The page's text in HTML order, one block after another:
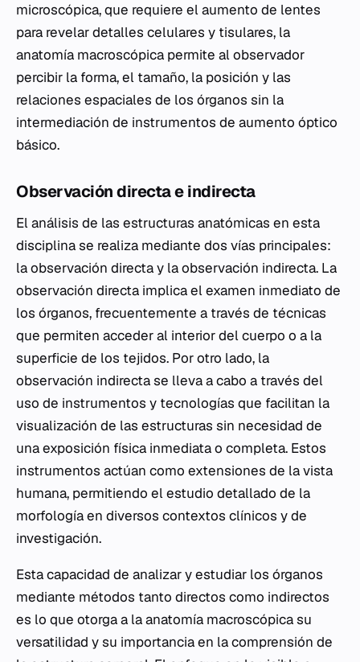
microscópica, que requiere el aumento de lentes
para revelar detalles celulares y tisulares, la
anatomía macroscópica permite al observador
percibir la forma, el tamaño, la posición y las
relaciones espaciales de los órganos sin la
intermediación de instrumentos de aumento óptico
básico.
Observación directa e indirecta
El análisis de las estructuras anatómicas en esta
disciplina se realiza mediante dos vías principales:
la observación directa y la observación indirecta. La
observación directa implica el examen inmediato de
los órganos, frecuentemente a través de técnicas
que permiten acceder al interior del cuerpo o a la
superficie de los tejidos. Por otro lado, la
observación indirecta se lleva a cabo a través del
uso de instrumentos y tecnologías que facilitan la
visualización de las estructuras sin necesidad de
una exposición física inmediata o completa. Estos
instrumentos actúan como extensiones de la vista
humana, permitiendo el estudio detallado de la
morfología en diversos contextos clínicos y de
investigación.
Esta capacidad de analizar y estudiar los órganos
mediante métodos tanto directos como indirectos
es lo que otorga a la anatomía macroscópica su
versatilidad y su importancia en la comprensión de